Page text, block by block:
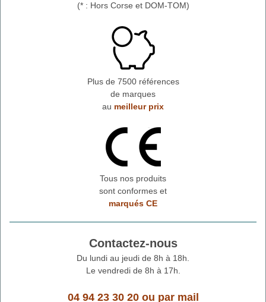
(* : Hors Corse et DOM-TOM)
Plus de 7500 références
de marques
au meilleur prix
Tous nos produits
sont conformes et
marqués CE
Contactez-nous
Du lundi au jeudi de 8h à 18h.
Le vendredi de 8h à 17h.
04 94 23 30 20ou par mail